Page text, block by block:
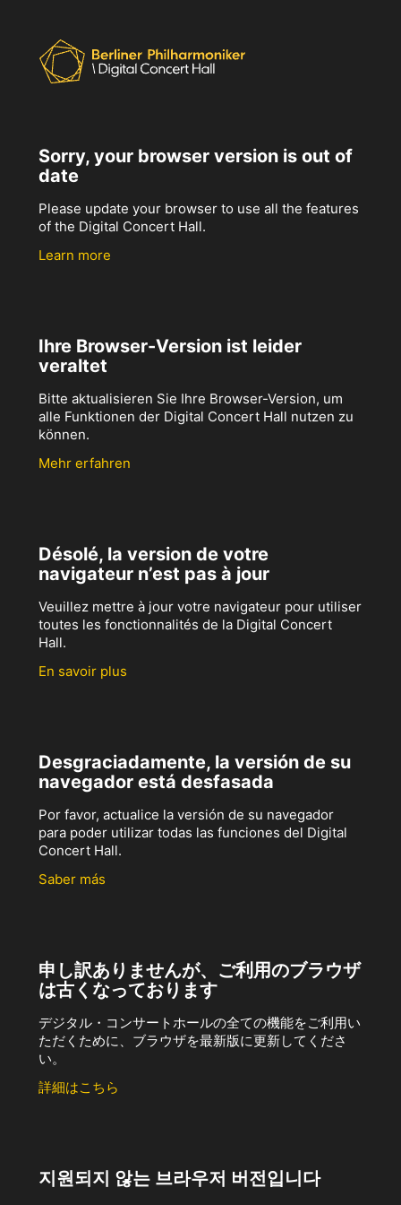
Sorry, your browser version is out of
date
Please update your browser to use all the features
of the Digital Concert Hall.
Learn more
Ihre Browser-Version ist leider
veraltet
Bitte aktualisieren Sie Ihre Browser-Version, um
alle Funktionen der Digital Concert Hall nutzen zu
können.
Mehr erfahren
Désolé, la version de votre
navigateur n’est pas à jour
Veuillez mettre à jour votre navigateur pour utiliser
toutes les fonctionnalités de la Digital Concert
Hall.
En savoir plus
Desgraciadamente, la versión de su
navegador está desfasada
Por favor, actualice la versión de su navegador
para poder utilizar todas las funciones del Digital
Concert Hall.
Saber más
申し訳ありませんが、ご利用のブラウザ
は古くなっております
デジタル・コンサートホールの全ての機能をご利用い
ただくために、ブラウザを最新版に更新してくださ
い。
詳細はこちら
지원되지 않는 브라우저 버전입니다